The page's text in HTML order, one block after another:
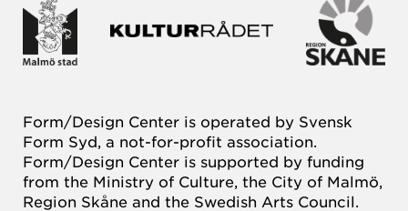
Form/Design Center is operated by Svensk
Form Syd, a not-for-profit association.
Form/Design Center is supported by funding
from the Ministry of Culture, the City of Malmö,
Region Skåne and the Swedish Arts Council.